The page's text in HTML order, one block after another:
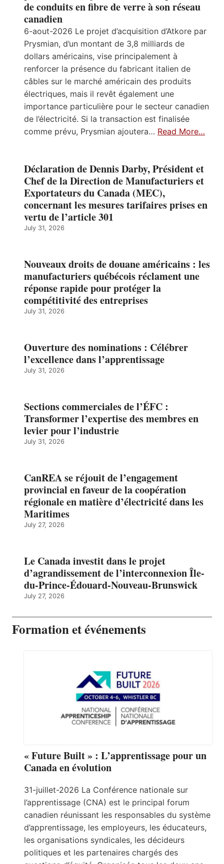
de conduits en fibre de verre à son réseau
canadien
6-aout-2026 Le projet d’acquisition d’Atkore par
Prysmian, d’un montant de 3,8 milliards de
dollars américains, vise principalement à
renforcer la présence du fabricant italien de
câbles sur le marché américain des produits
électriques, mais il revêt également une
importance particulière pour le secteur canadien
de l’électricité. Si la transaction est finalisée
comme prévu, Prysmian ajoutera… Read More…
Déclaration de Dennis Darby, Président et
Chef de la Direction de Manufacturiers et
Exportateurs du Canada (MEC),
concernant les mesures tarifaires prises en
vertu de l’article 301
July 31, 2026
Nouveaux droits de douane américains : les
manufacturiers québécois réclament une
réponse rapide pour protéger la
compétitivité des entreprises
July 31, 2026
Ouverture des nominations : Célébrer
l’excellence dans l’apprentissage
July 31, 2026
Sections commerciales de l’ÉFC :
Transformer l’expertise des membres en
levier pour l’industrie
July 31, 2026
CanREA se réjouit de l’engagement
provincial en faveur de la coopération
régionale en matière d’électricité dans les
Maritimes
July 27, 2026
Le Canada investit dans le projet
d’agrandissement de l’interconnexion Île-
du-Prince-Édouard-Nouveau-Brunswick
July 27, 2026
Formation et événements
« Future Built » : L’apprentissage pour un
Canada en évolution
31-juillet-2026 La Conférence nationale sur
l’apprentissage (CNA) est le principal forum
canadien réunissant les responsables du système
d’apprentissage, les employeurs, les éducateurs,
les organisations syndicales, les décideurs
politiques et les partenaires chargés des